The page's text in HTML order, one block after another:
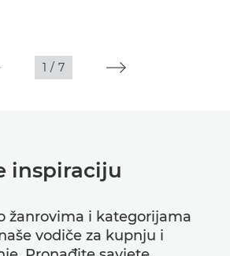
1 / 7
inspiraciju
žanrovima i kategorijama
vodiče za kupnju i